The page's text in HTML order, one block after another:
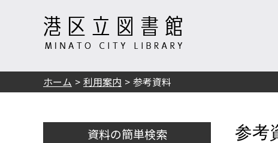
ホーム 利用案内 参考資料
資料の簡単検索 参考